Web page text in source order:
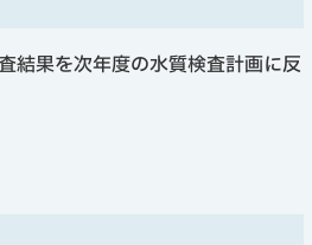
結果を次年度の水質検査計画に反